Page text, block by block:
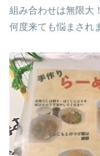
組み合わせは無限大！
何度来ても悩まされ